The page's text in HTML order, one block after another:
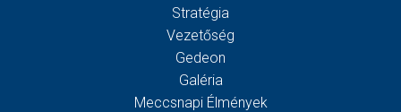
Stratégia
Vezetőség
Gedeon
Galéria
Meccsnapi Élmények